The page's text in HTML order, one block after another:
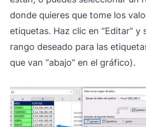
donde quieres que tome los
etiquetas. Haz clic en “Editar” y
rango deseado para las
que van “abajo” en el gráfico).